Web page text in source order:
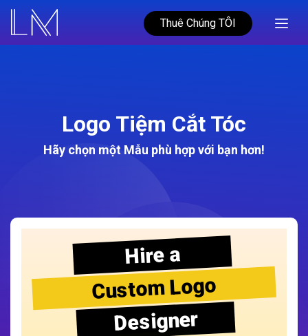
Thuê Chúng TÔI
Logo Tiệm Cắt Tóc
Hãy chọn một Mẫu phù hợp với bạn hơn!
Hire a
Custom Logo
Designer